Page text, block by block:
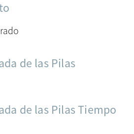
de las Pilas
de las Pilas Tiempo